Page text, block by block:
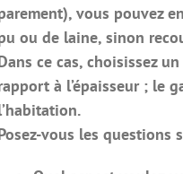
vous pouvez
ou de laine, sinon
ce cas, choisissez
à l’épaisseur ; le
vous les questions